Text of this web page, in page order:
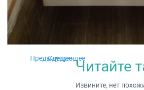
Предыдущее
СледующееЧитайте
Извините, нет